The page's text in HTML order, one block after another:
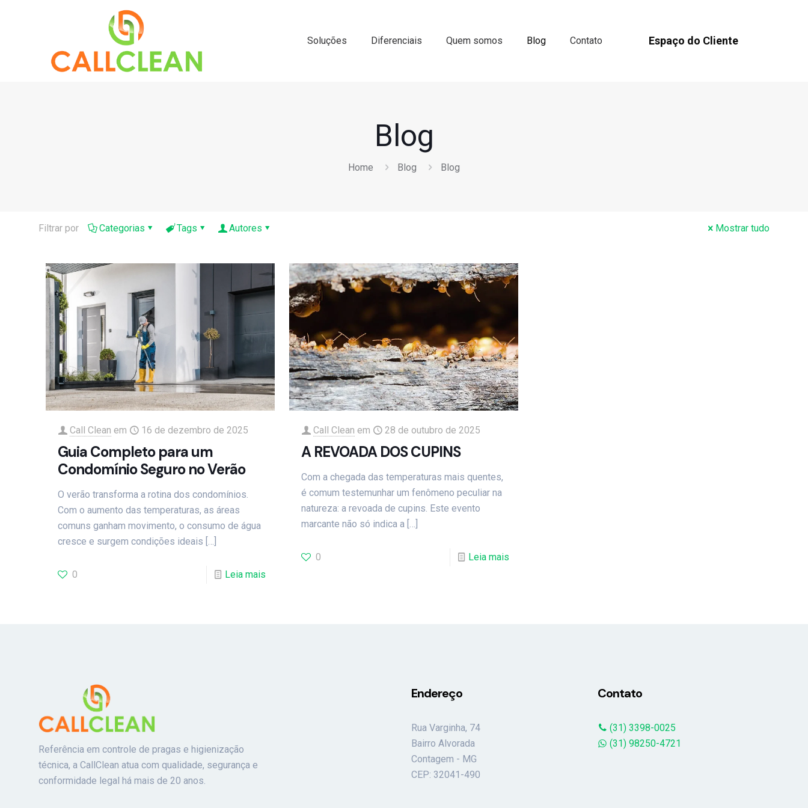
Soluções Diferenciais Quem somos Blog Contato Espaço do Cliente
Blog
Home Blog Blog
Filtrar por Categorias Tags Autores Mostrar tudo
Call Clean em 16 de dezembro de 2025
Guia Completo para um
Condomínio Seguro no Verão
O verão transforma a rotina dos condomínios.
Com o aumento das temperaturas, as áreas
comuns ganham movimento, o consumo de água
cresce e surgem condições ideais […]
0 Leia mais
Call Clean em 28 de outubro de 2025
A REVOADA DOS CUPINS
Com a chegada das temperaturas mais quentes,
é comum testemunhar um fenômeno peculiar na
natureza: a revoada de cupins. Este evento
marcante não só indica a […]
0 Leia mais
Referência em controle de pragas e higienização
técnica, a CallClean atua com qualidade, segurança e
conformidade legal há mais de 20 anos.
Endereço
Rua Varginha, 74
Bairro Alvorada
Contagem - MG
CEP: 32041-490
Contato
(31) 3398-0025
(31) 98250-4721